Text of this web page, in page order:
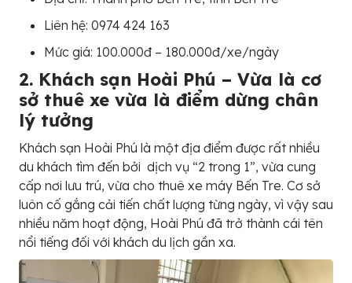
Liên hệ: 0974 424 163
Mức giá: 100.000đ – 180.000đ/xe/ngày
2. Khách sạn Hoài Phú – Vừa là cơ
sở thuê xe vừa là điểm dừng chân
lý tưởng
Khách sạn Hoài Phú là một địa điểm được rất nhiều
du khách tìm đến bởi dịch vụ “2 trong 1”, vừa cung
cấp nơi lưu trú, vừa cho thuê xe máy Bến Tre. Cơ sở
luôn cố gắng cải tiến chất lượng từng ngày, vì vậy sau
nhiều năm hoạt động, Hoài Phú đã trở thành cái tên
nổi tiếng đối với khách du lịch gần xa.